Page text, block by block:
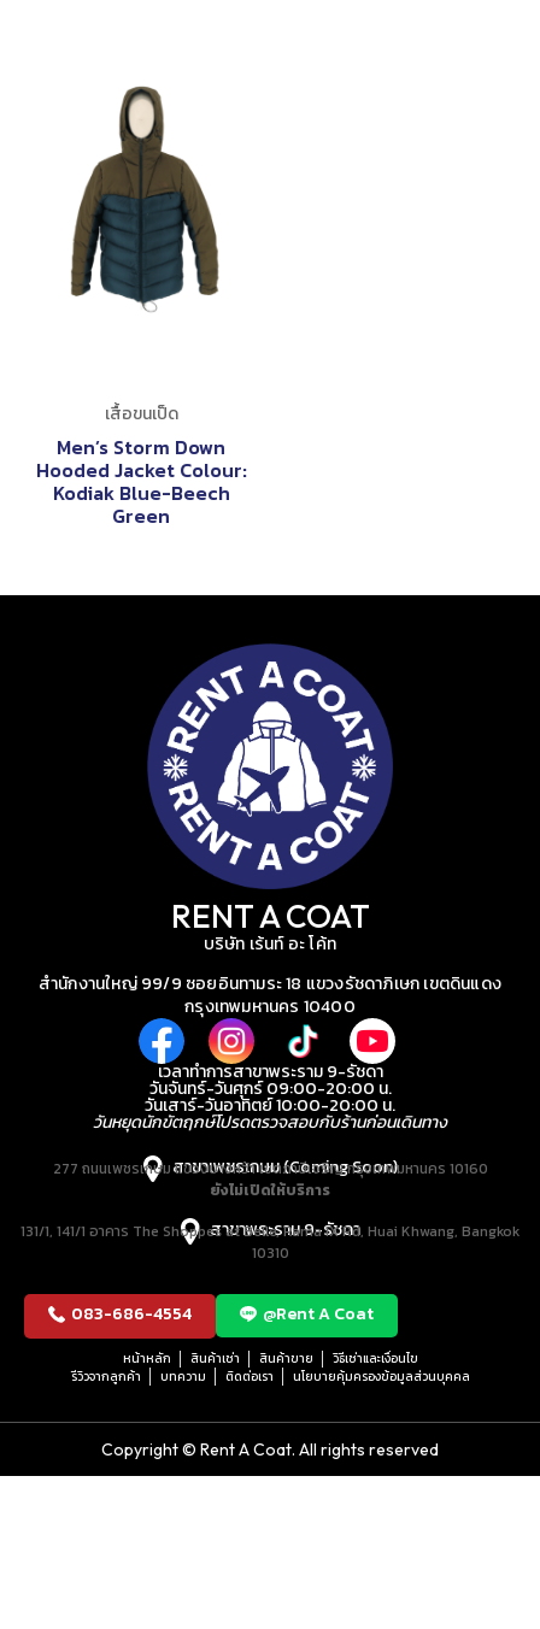
เสื้อขนเป็ด
Men’s Storm Down
Hooded Jacket Colour:
Kodiak Blue-Beech
Green
RENT A COAT
บริษัท เร้นท์ อะ โค้ท
สำนักงานใหญ่ 99/9 ซอยอินทามระ 18 แขวงรัชดาภิเษก เขตดินแดง
กรุงเทพมหานคร 10400
เวลาทำการสาขาพระราม 9-รัชดา
วันจันทร์-วันศุกร์ 09:00-20:00 น.
วันเสาร์-วันอาทิตย์ 10:00-20:00 น.
วันหยุดนักขัตฤกษ์โปรดตรวจสอบกับร้านก่อนเดินทาง
สาขาเพชรเกษม (Coming Soon)
277 ถนนเพชรเกษม แขวงบางหว้า เขตภาษีเจริญ กรุงเทพมหานคร 10160
ยังไม่เปิดให้บริการ
สาขาพระราม 9-รัชดา
131/1, 141/1 อาคาร The Shoppes at Belle, Rama IX Rd, Huai Khwang, Bangkok
10310
083-686-4554 @Rent A Coat
หน้าหลัก สินค้าเช่า สินค้าขาย
วิธีเช่าและเงื่อนไข
รีวิวจากลูกค้า
บทความ ติดต่อเรา นโยบายคุ้มครองข้อมูลส่วนบุคคล
Copyright © Rent A Coat. All rights reserved